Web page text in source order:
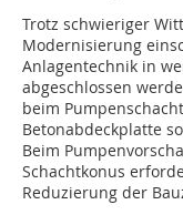
Trotz schwieriger
Modernisierung
Anlagentechnik in
abgeschlossen
beim
Betonabdeckplatte
Beim
Schachtkonus
Reduzierung der